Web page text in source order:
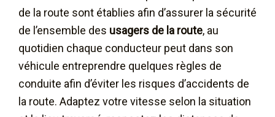
de la route sont établies afin d’assurer la sécurité
de l’ensemble des usagers de la route, au
quotidien chaque conducteur peut dans son
véhicule entreprendre quelques règles de
conduite afin d’éviter les risques d’accidents de
la route. Adaptez votre vitesse selon la situation